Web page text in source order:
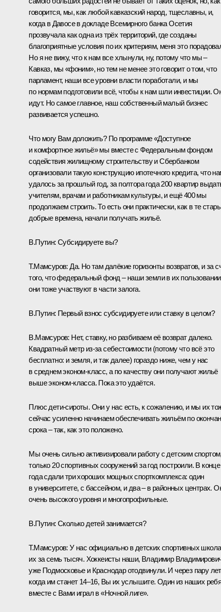
говорится, мы, как любой кавказский народ, тщеславны, и,
когда в Давосе в докладе Всемирного банка Осетия
прозвучала как одна из трёх территорий, где созданы
благоприятные условия по их критериям, меня это
Но я не вижу, что к нам все хлынули, ну, потому что мы –
Кавказ, мы «фоним», но тем не менее это говорит о том, что
парламент, наши все уровни власти поработали, и мы
по нормам подготовили всё, чтобы к нам шли инвестиции.
идут. Но самое главное, наш собственный малый бизнес
развивается успешно.
Что могу Вам доложить? По программе «Доступное
и комфортное жильё» мы вместе с Федеральным фондом
содействия жилищному строительству и Сбербанком
организовали такую конструкцию ипотечного кредита, что
удалось за прошлый год, за полтора года 200 квартир
учителям, врачам и работникам культуры, и ещё 400 мы
продолжаем строить. То есть они практически, как в те
добрые времена, начали получать жильё.
В.Путин: Субсидируете вы?
Т.Мамсуров: Да. Но там далёкие горизонты возвратов, и за
того, что федеральный фонд – наши земли в их
они тоже участвуют в части залога.
В.Путин: Первый взнос субсидируете или ставку в целом?
В.Мамсуров: Нет, ставку, но разбиваем её возврат далеко.
Квадратный метр из‑за себестоимости (потому что всё это
бесплатно: и земля, и так далее) гораздо ниже, чем у нас
в среднем эконом-класс, а по качеству они получают жильё
выше эконом-класса. Пока это удаётся.
Плюс дети-сироты. Они у нас есть, к сожалению, и мы их
сейчас усиленно начинаем обеспечивать жильём по
срока – так, как это положено.
Мы очень сильно активизировали работу с детским
только 20 спортивных сооружений за год построили. В конце
года сдали три хороших мощных спорткомплекса: один
в университете, с бассейном, и два – в районных центрах.
очень высокого уровня и многопрофильные.
В.Путин: Сколько детей занимается?
Т.Мамсуров: У нас официально в детских спортивных
их за семь тысяч. Хоккеисты наши, Владимир
уже Подмосковье и Краснодар отодвинули. И через пару
когда им станет 14–16, Вы их услышите. Один из наших
вместе с Вами играл в «Ночной лиге».